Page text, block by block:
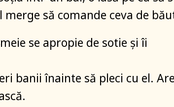
merge să comande ceva de
se apropie de sotie și îi
banii înainte să pleci cu el.